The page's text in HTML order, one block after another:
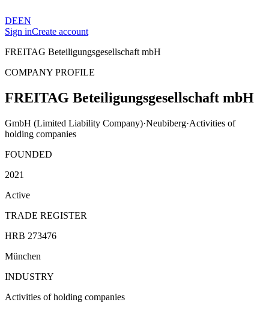
DEEN
Sign inCreate account
FREITAG Beteiligungsgesellschaft mbH
COMPANY PROFILE
FREITAG Beteiligungsgesellschaft mbH
GmbH (Limited Liability Company)·Neubiberg·Activities of
holding companies
FOUNDED
2021
Active
TRADE REGISTER
HRB 273476
München
INDUSTRY
Activities of holding companies